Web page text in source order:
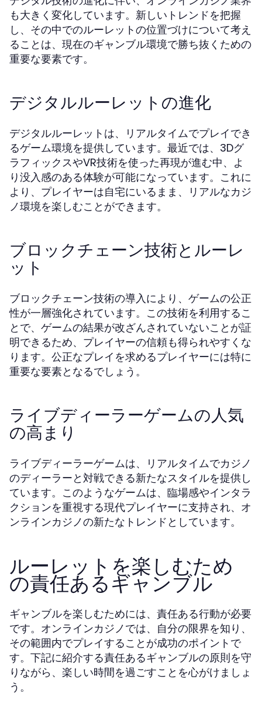
も大きく変化しています。新しいトレンドを把握
し、その中でのルーレットの位置づけについて考え
ることは、現在のギャンブル環境で勝ち抜くための
重要な要素です。
デジタルルーレットの進化
デジタルルーレットは、リアルタイムでプレイでき
るゲーム環境を提供しています。最近では、3Dグ
ラフィックスやVR技術を使った再現が進む中、よ
り没入感のある体験が可能になっています。これに
より、プレイヤーは自宅にいるまま、リアルなカジ
ノ環境を楽しむことができます。
ブロックチェーン技術とルーレ
ット
ブロックチェーン技術の導入により、ゲームの公正
性が一層強化されています。この技術を利用するこ
とで、ゲームの結果が改ざんされていないことが証
明できるため、プレイヤーの信頼も得られやすくな
ります。公正なプレイを求めるプレイヤーには特に
重要な要素となるでしょう。
ライブディーラーゲームの人気
の高まり
ライブディーラーゲームは、リアルタイムでカジノ
のディーラーと対戦できる新たなスタイルを提供し
ています。このようなゲームは、臨場感やインタラ
クションを重視する現代プレイヤーに支持され、オ
ンラインカジノの新たなトレンドとしています。
ルーレットを楽しむため
の責任あるギャンブル
ギャンブルを楽しむためには、責任ある行動が必要
です。オンラインカジノでは、自分の限界を知り、
その範囲内でプレイすることが成功のポイントで
す。下記に紹介する責任あるギャンブルの原則を守
りながら、楽しい時間を過ごすことを心がけましょ
う。